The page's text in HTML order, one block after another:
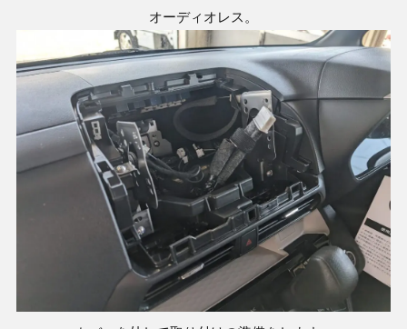
オーディオレス。